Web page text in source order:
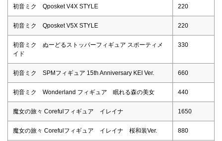
初音ミク Qposket V4X STYLE 220
初音ミク Qposket V5X STYLE 220
初音ミク ぬーどるストッパーフィギュア スポーティメ
イド
330
初音ミク SPMフィギュア 15th Anniversary KEI Ver. 660
初音ミク Wonderland フィギュア 眠れる森の美女 440
魔女の旅々 Corefulフィギュア イレイナ 1650
魔女の旅々 Corefulフィギュア イレイナ 桜和装Ver. 880